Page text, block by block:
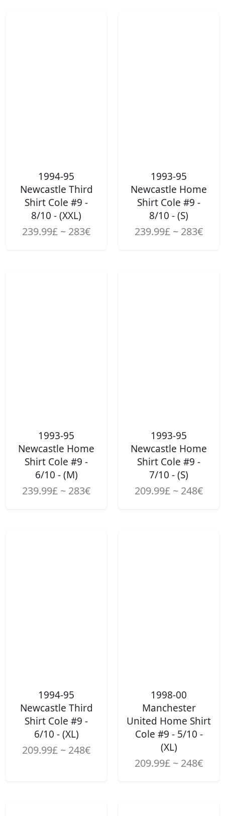
1994-95
Newcastle Third
Shirt Cole #9 -
8/10 - (XXL)
239.99£ ~ 283€
1993-95
Newcastle Home
Shirt Cole #9 -
8/10 - (S)
239.99£ ~ 283€
1993-95
Newcastle Home
Shirt Cole #9 -
6/10 - (M)
239.99£ ~ 283€
1993-95
Newcastle Home
Shirt Cole #9 -
7/10 - (S)
209.99£ ~ 248€
1994-95
Newcastle Third
Shirt Cole #9 -
6/10 - (XL)
209.99£ ~ 248€
1998-00
Manchester
United Home Shirt
Cole #9 - 5/10 -
(XL)
209.99£ ~ 248€